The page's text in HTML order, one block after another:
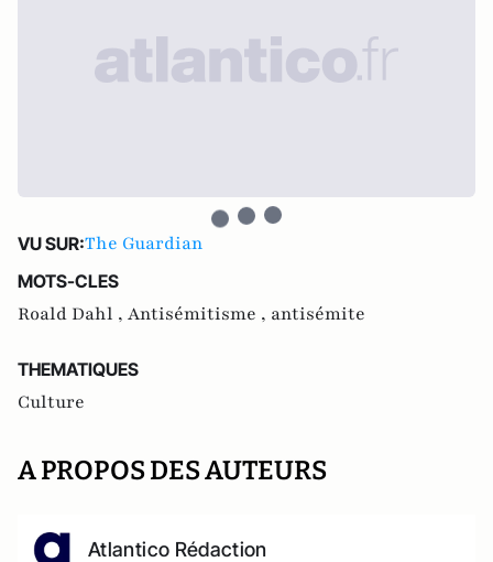
VU SUR:The Guardian
MOTS-CLES
Roald Dahl , Antisémitisme , antisémite
THEMATIQUES
Culture
A PROPOS DES AUTEURS
Atlantico Rédaction